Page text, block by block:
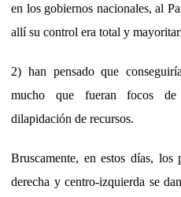
en los gobiernos nacionales, al
allí su control era total y
2) han pensado que
mucho que fueran focos
dilapidación de recursos.
Bruscamente, en estos días, los
derecha y centro-izquierda se